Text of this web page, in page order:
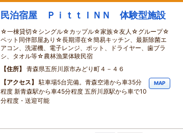
民泊宿屋 ＰｉｔｔＩＮＮ 体験型施設
☆一棟貸切☆シングル☆カップル☆家族☆友人☆グループ☆
ペット同伴部屋あり☆長期滞在☆簡易キッチン、最新除菌エ
アコン、洗濯機、電子レンジ、ポット、ドライヤー、歯ブラ
シ、タオル等☆農林漁業体験民宿
住所
青森県五所川原市みどり町４－４６
アクセス
駐車場5台完備。青森空港から車35分
程度 新青森駅から車45分程度 五所川原駅から車で10
分程度・送迎可能
MAP